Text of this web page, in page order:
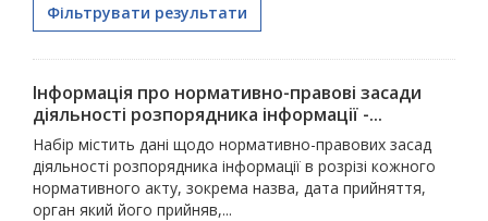
Фільтрувати результати
Інформація про нормативно-правові засади
діяльності розпорядника інформації -...
Набір містить дані щодо нормативно-правових засад
діяльності розпорядника інформації в розрізі кожного
нормативного акту, зокрема назва, дата прийняття,
орган який його прийняв,...